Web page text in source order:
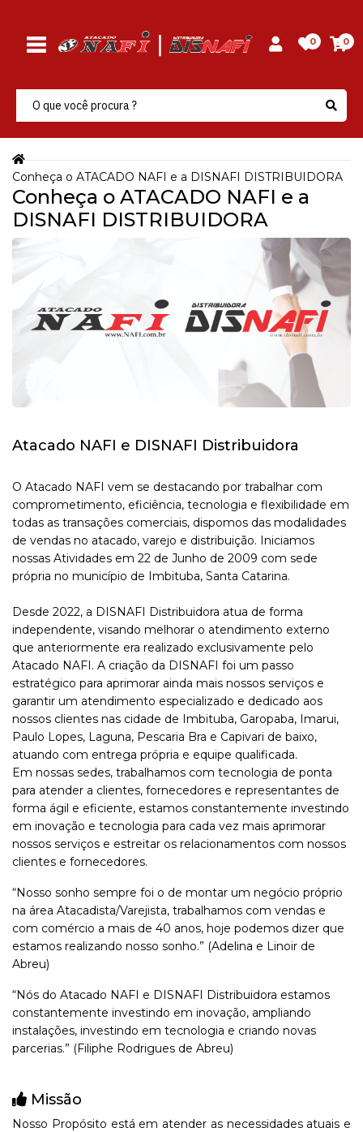
0 0
Conheça o ATACADO NAFI e a DISNAFI DISTRIBUIDORA
Conheça o ATACADO NAFI e a
DISNAFI DISTRIBUIDORA
Atacado NAFI e DISNAFI Distribuidora
O Atacado NAFI vem se destacando por trabalhar com
comprometimento, eficiência, tecnologia e flexibilidade em
todas as transações comerciais, dispomos das modalidades
de vendas no atacado, varejo e distribuição. Iniciamos
nossas Atividades em 22 de Junho de 2009 com sede
própria no município de Imbituba, Santa Catarina.
Desde 2022, a DISNAFI Distribuidora atua de forma
independente, visando melhorar o atendimento externo
que anteriormente era realizado exclusivamente pelo
Atacado NAFI. A criação da DISNAFI foi um passo
estratégico para aprimorar ainda mais nossos serviços e
garantir um atendimento especializado e dedicado aos
nossos clientes nas cidade de Imbituba, Garopaba, Imarui,
Paulo Lopes, Laguna, Pescaria Bra e Capivari de baixo,
atuando com entrega própria e equipe qualificada.
Em nossas sedes, trabalhamos com tecnologia de ponta
para atender a clientes, fornecedores e representantes de
forma ágil e eficiente, estamos constantemente investindo
em inovação e tecnologia para cada vez mais aprimorar
nossos serviços e estreitar os relacionamentos com nossos
clientes e fornecedores.
“Nosso sonho sempre foi o de montar um negócio próprio
na área Atacadista/Varejista, trabalhamos com vendas e
com comércio a mais de 40 anos, hoje podemos dizer que
estamos realizando nosso sonho.” (Adelina e Linoir de
Abreu)
“Nós do Atacado NAFI e DISNAFI Distribuidora estamos
constantemente investindo em inovação, ampliando
instalações, investindo em tecnologia e criando novas
parcerias.” (Filiphe Rodrigues de Abreu)
Missão
Nosso Propósito está em atender as necessidades atuais e